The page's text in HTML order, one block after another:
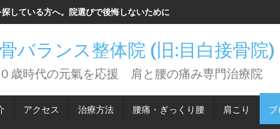
している方へ。院選びで後悔しないために知っておいてほしいこと。
バランス整体院 (旧:目白接骨院
歳時代の元氣を応援 肩と腰の痛み専門治療院
アクセス 治療方法 腰痛・ぎっくり腰 肩こり ブ